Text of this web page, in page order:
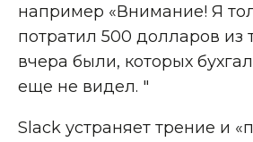
например «Внимание! Я
потратил 500 долларов из
вчера были, которых
еще не видел. "
Slack устраняет трение и